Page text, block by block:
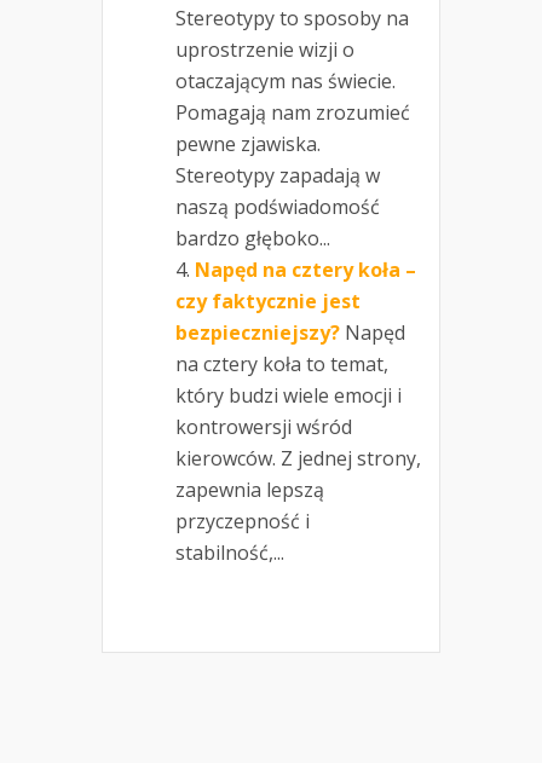
Stereotypy to sposoby na
uprostrzenie wizji o
otaczającym nas świecie.
Pomagają nam zrozumieć
pewne zjawiska.
Stereotypy zapadają w
naszą podświadomość
bardzo głęboko...
Napęd na cztery koła –
czy faktycznie jest
bezpieczniejszy? Napęd
na cztery koła to temat,
który budzi wiele emocji i
kontrowersji wśród
kierowców. Z jednej strony,
zapewnia lepszą
przyczepność i
stabilność,...